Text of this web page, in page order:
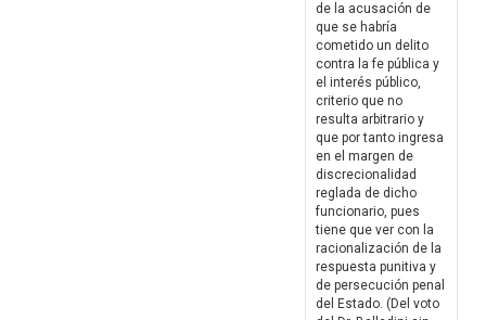
de la acusación de
que se habría
cometido un delito
contra la fe pública y
el interés público,
criterio que no
resulta arbitrario y
que por tanto ingresa
en el margen de
discrecionalidad
reglada de dicho
funcionario, pues
tiene que ver con la
racionalización de la
respuesta punitiva y
de persecución penal
del Estado. (Del voto